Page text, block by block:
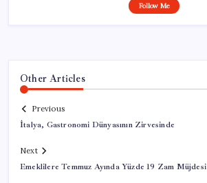
Follow Me
Other Articles
Previous
İtalya, Gastronomi Dünyasının Zirvesinde
Next
Emeklilere Temmuz Ayında Yüzde 19 Zam Müjdesi